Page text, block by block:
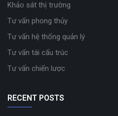
Khảo sát thị trường
Tư vấn phong thủy
Tư vấn hệ thống quản lý
Tư vấn tái cấu trúc
Tư vấn chiến lược
RECENT POSTS